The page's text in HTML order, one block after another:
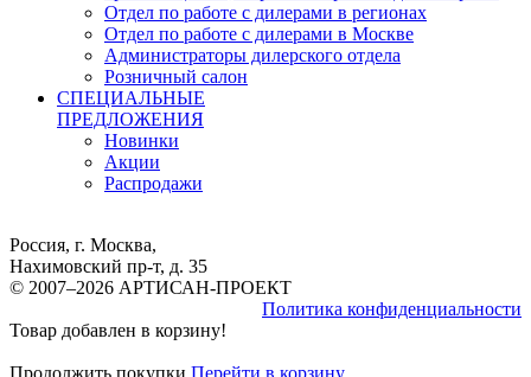
Отдел по работе с дилерами в регионах
Отдел по работе с дилерами в Москве
Администраторы дилерского отдела
Розничный салон
СПЕЦИАЛЬНЫЕ
ПРЕДЛОЖЕНИЯ
Новинки
Акции
Распродажи
Россия, г. Москва,
Нахимовский пр-т, д. 35
© 2007–2026 АРТИСАН-ПРОЕКТ
Политика конфиденциальности
Товар добавлен в корзину!
Продолжить покупки Перейти в корзину